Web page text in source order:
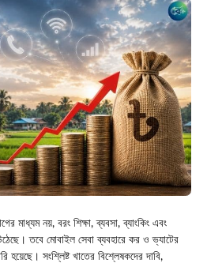
মাধ্যম নয়, বরং শিক্ষা, ব্যবসা, ব্যাংকিং এবং
তবে মোবাইল সেবা ব্যবহারে কর ও ভ্যাটের
হয়েছে। সংশ্লিষ্ট খাতের বিশ্লেষকদের দাবি,